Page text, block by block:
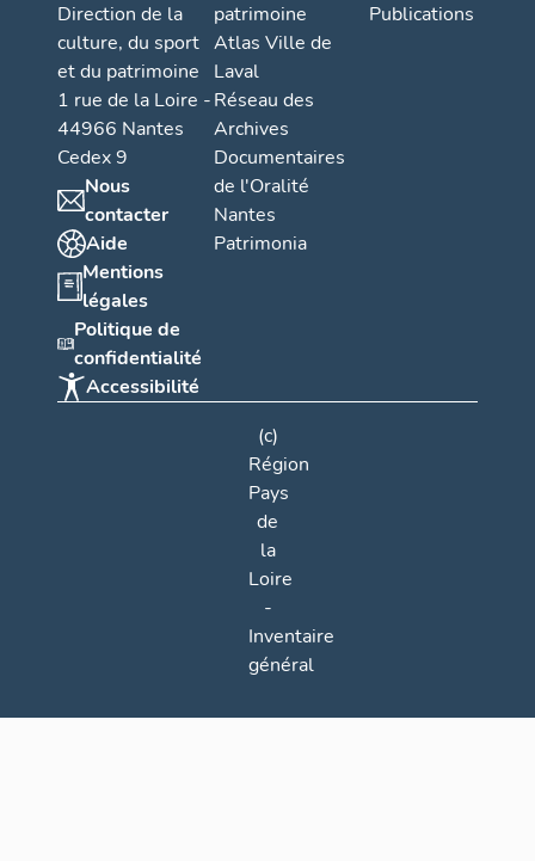
Direction de la
culture, du sport
et du patrimoine
1 rue de la Loire -
44966 Nantes
Cedex 9
Nous
contacter
Aide
Mentions
légales
Politique de
confidentialité
Accessibilité
patrimoine
Atlas Ville de
Laval
Réseau des
Archives
Documentaires
de l'Oralité
Nantes
Patrimonia
Publications
(c)
Région
Pays
de
la
Loire
-
Inventaire
général